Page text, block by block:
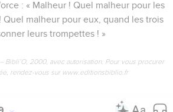
: « Malheur ! Quel malheur pour les
Quel malheur pour eux, quand les trois
leurs trompettes ! »
Bibli’O, 2000, avec autorisation. Pour vous procurer
rendez-vous sur www.editionsbiblio.fr